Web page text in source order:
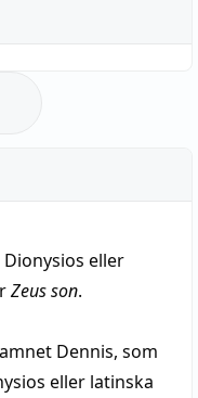
eller
Zeus son.
Dennis, som
eller latinska